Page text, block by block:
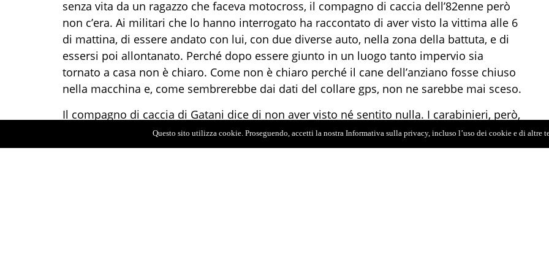
senza vita da un ragazzo che faceva motocross, il compagno di caccia dell’82enne però
non c’era. Ai militari che lo hanno interrogato ha raccontato di aver visto la vittima alle 6
di mattina, di essere andato con lui, con due diverse auto, nella zona della battuta, e di
essersi poi allontanato. Perché dopo essere giunto in un luogo tanto impervio sia
tornato a casa non è chiaro. Come non è chiaro perché il cane dell’anziano fosse chiuso
nella macchina e, come sembrerebbe dai dati del collare gps, non ne sarebbe mai sceso.
Il compagno di caccia di Gatani dice di non aver visto né sentito nulla. I carabinieri, però,
avrebbero sequestrato i i fucili che l’uomo teneva in casa, come sarebbero state
sequestrate anche le armi di altri cacciatori della zona.
Questo sito utilizza cookie. Proseguendo, accetti la nostra Informativa sulla privacy, incluso l’uso dei cookie e di altre